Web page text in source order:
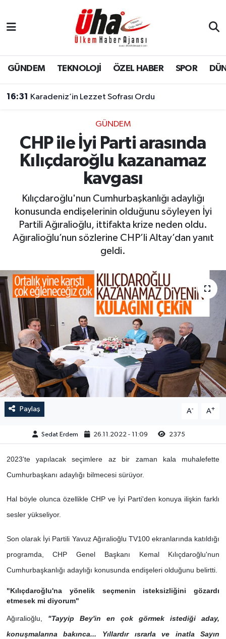
GÜNDEM TEKNOLOJİ ÖZEL HABER SPOR
16:31 Karadeniz’in Lezzet Sofrası Ordu
GÜNDEM
CHP ile İyi Parti arasında
Kılıçdaroğlu kazanamaz
kavgası
Kılıçdaroğlu'nun Cumhurbaşkanlığı adaylığı
konusunda endişelerinin olduğunu söyleyen İyi
Partili Ağıralioğlu, ittifakta krize neden oldu.
Ağıralioğlu’nun sözlerine CHP’li Altay’dan yanıt
geldi.
Paylaş A- A+
Sedat Erdem 26.11.2022 - 11:09 2375
2023'te yapılacak seçimlere az bir zaman kala muhalefette
Cumhurbaşkanı adaylığı bilmecesi sürüyor.
Hal böyle olunca özellikle CHP ve İyi Parti'den konuya ilişkin farklı
sesler yükseliyor.
Son olarak İyi Partili Yavuz Ağıralioğlu TV100 ekranlarında katıldığı
programda, CHP Genel Başkanı Kemal Kılıçdaroğlu'nun
Cumhurbaşkanlığı adaylığı konusunda endişeleri olduğunu belirtti.
"Kılıçdaroğlu'na yönelik seçmenin isteksizliğini gözardı
etmesek mi diyorum"
Ağıralioğlu, "Tayyip Bey'in en çok görmek istediği aday,
konuşmalarına bakınca... Yıllardır ısrarla ve inatla Sayın
İstanbul Nöbetçi Eczaneler
İstanbul Hava Durumu
Süper Lig Puan Durumu ve Fikstür
Tüm Manşetler